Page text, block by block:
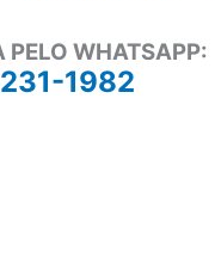
PELO WHATSAPP:
1982